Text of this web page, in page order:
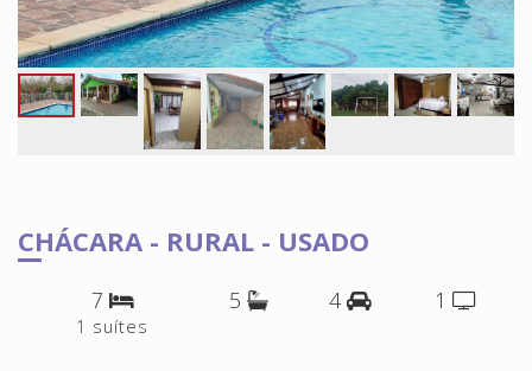
CHÁCARA - RURAL - USADO
7
1 suítes
5 4 1